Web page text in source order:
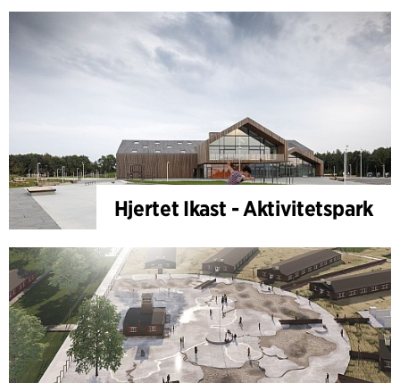
Hjertet Ikast - Aktivitetspark